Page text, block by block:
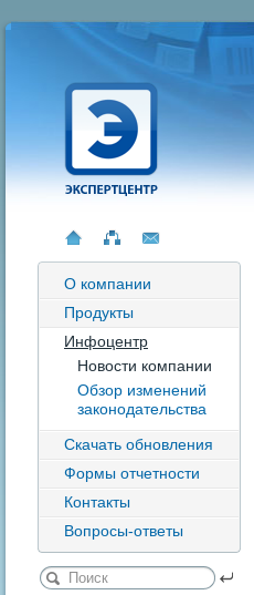
О компании
Продукты
Инфоцентр
Новости компании
Обзор изменений
законодательства
Скачать обновления
Формы отчетности
Контакты
Вопросы-ответы